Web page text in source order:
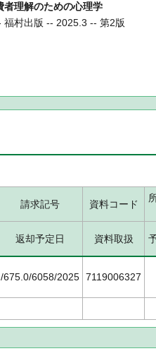
理解のための心理学
福村出版 -- 2025.3 -- 第2版
請求記号 資料コード
返却予定日 資料取扱
/675.0/6058/2025 7119006327